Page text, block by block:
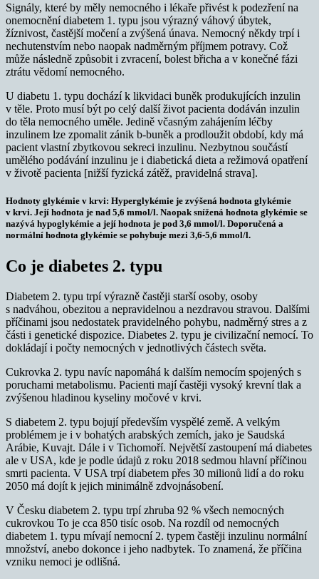
Signály, které by měly nemocného i lékaře přivést k podezření na
onemocnění diabetem 1. typu jsou výrazný váhový úbytek,
žíznivost, častější močení a zvýšená únava. Nemocný někdy trpí i
nechutenstvím nebo naopak nadměrným příjmem potravy. Což
může následně způsobit i zvracení, bolest břicha a v konečné fázi
ztrátu vědomí nemocného.
U diabetu 1. typu dochází k likvidaci buněk produkujících inzulin
v těle. Proto musí být po celý další život pacienta dodáván inzulin
do těla nemocného uměle. Jedině včasným zahájením léčby
inzulinem lze zpomalit zánik b-buněk a prodloužit období, kdy má
pacient vlastní zbytkovou sekreci inzulinu. Nezbytnou součástí
umělého podávání inzulinu je i diabetická dieta a režimová opatření
v životě pacienta [nižší fyzická zátěž, pravidelná strava].
Hodnoty glykémie v krvi: Hyperglykémie je zvýšená hodnota glykémie
v krvi. Její hodnota je nad 5,6 mmol/l. Naopak snížená hodnota glykémie se
nazývá hypoglykémie a její hodnota je pod 3,6 mmol/l. Doporučená a
normální hodnota glykémie se pohybuje mezi 3,6-5,6 mmol/l.
Co je diabetes 2. typu
Diabetem 2. typu trpí výrazně častěji starší osoby, osoby
s nadváhou, obezitou a nepravidelnou a nezdravou stravou. Dalšími
příčinami jsou nedostatek pravidelného pohybu, nadměrný stres a z
části i genetické dispozice. Diabetes 2. typu je civilizační nemocí. To
dokládají i počty nemocných v jednotlivých částech světa.
Cukrovka 2. typu navíc napomáhá k dalším nemocím spojených s
poruchami metabolismu. Pacienti mají častěji vysoký krevní tlak a
zvýšenou hladinou kyseliny močové v krvi.
S diabetem 2. typu bojují především vyspělé země. A velkým
problémem je i v bohatých arabských zemích, jako je Saudská
Arábie, Kuvajt. Dále i v Tichomoří. Největší zastoupení má diabetes
ale v USA, kde je podle údajů z roku 2018 sedmou hlavní příčinou
smrti pacienta. V USA trpí diabetem přes 30 milionů lidí a do roku
2050 má dojít k jejich minimálně zdvojnásobení.
V Česku diabetem 2. typu trpí zhruba 92 % všech nemocných
cukrovkou To je cca 850 tisíc osob. Na rozdíl od nemocných
diabetem 1. typu mívají nemocní 2. typem častěji inzulinu normální
množství, anebo dokonce i jeho nadbytek. To znamená, že příčina
vzniku nemoci je odlišná.